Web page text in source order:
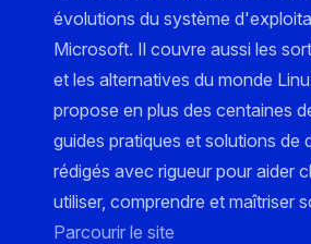
évolutions du système
Microsoft. Il couvre aussi les
et les alternatives du monde
propose en plus des centaines
guides pratiques et solutions de
rédigés avec rigueur pour aider
utiliser, comprendre et maîtriser
Parcourir le site